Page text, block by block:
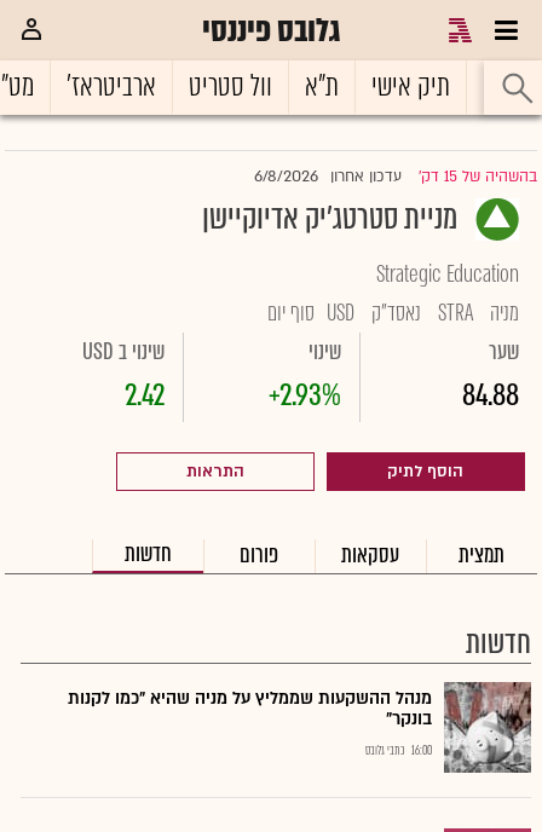
גלובס פיננסי
ראשי תיק אישי ת"א וול סטריט ארביטראז'
בהשהיה של 15 דק' |עדכון אחרון 6/8/2026
מניית סטרטג'יק אדיוקיישן
Strategic Education
מניה STRA נאסד"ק USD סוף יום
שער
84.88
שינוי
+2.93%
שינוי ב USD
2.42
הוסף לתיק התראות
תמצית עסקאות פורום חדשות
חדשות
מנהל ההשקעות שממליץ על מניה שהיא "כמו לקנות
בונקר"
16:00 כתבי גלובס